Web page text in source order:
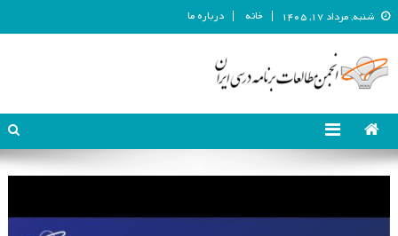
شنبه, مرداد ۱۷, ۱۴۰۵ خانه درباره ما
انجمن مطالعات برنامه درسی ایران